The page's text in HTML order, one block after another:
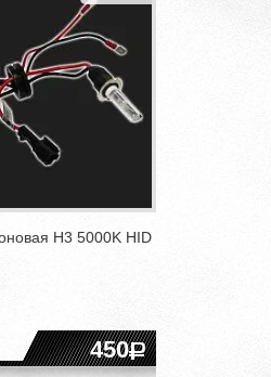
H3 5000K HID
450